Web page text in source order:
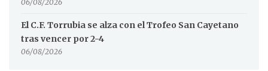
06/08/2026
El C.F. Torrubia se alza con el Trofeo San Cayetano
tras vencer por 2-4
06/08/2026